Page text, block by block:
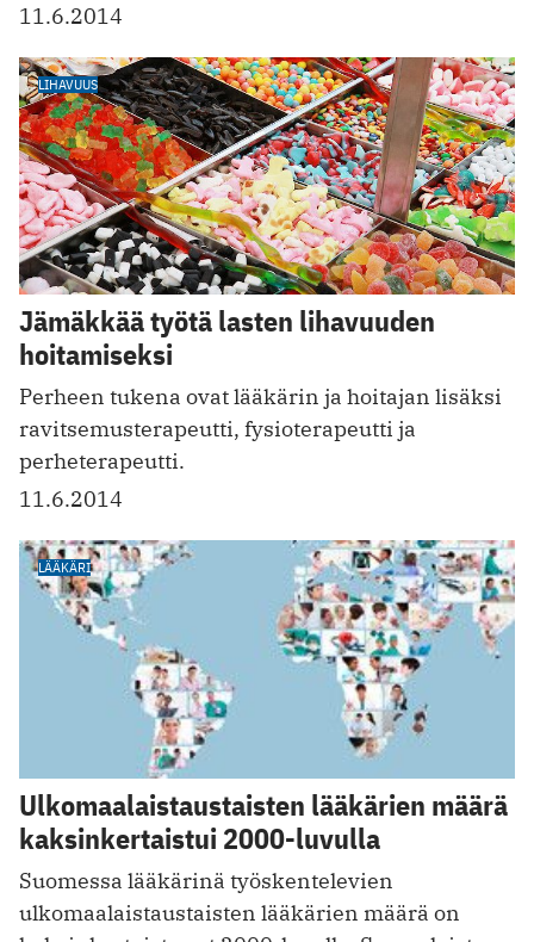
11.6.2014
LIHAVUUS
Jämäkkää työtä lasten lihavuuden
hoitamiseksi
Perheen tukena ovat lääkärin ja hoitajan lisäksi
ravitsemusterapeutti, fysioterapeutti ja
perheterapeutti.
11.6.2014
LÄÄKÄRI
Ulkomaalaistaustaisten lääkärien määrä
kaksinkertaistui 2000-luvulla
Suomessa lääkärinä työskentelevien
ulkomaalaistaustaisten lääkärien määrä on